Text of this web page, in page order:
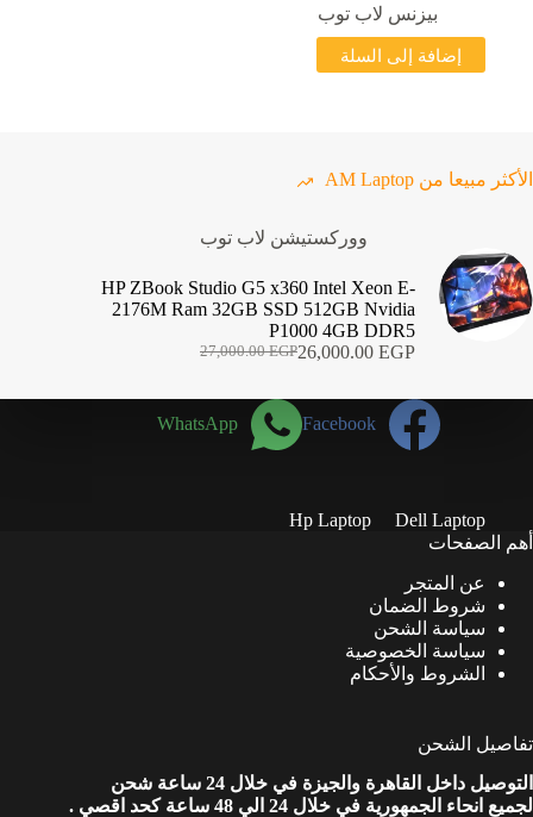
بيزنس لاب توب
إضافة إلى السلة
الأكثر مبيعا من AM Laptop
ووركستيشن لاب توب
HP ZBook Studio G5 x360 Intel Xeon E-
2176M Ram 32GB SSD 512GB Nvidia
P1000 4GB DDR5
27,000.00EGP
السعر
هو:
27,000.00 EGP.
26,000.00 EGP
السعر
هو:
26,000.00 EGP.Facebook
WhatsApp
Dell Laptop
Hp Laptop
أهم الصفحات
عن المتجر
شروط الضمان
سياسة الشحن
سياسة الخصوصية
الشروط والأحكام
تفاصيل الشحن
التوصيل داخل القاهرة والجيزة في خلال 24 ساعة شحن
لجميع انحاء الجمهورية في خلال 24 الي 48 ساعة كحد اقصي .